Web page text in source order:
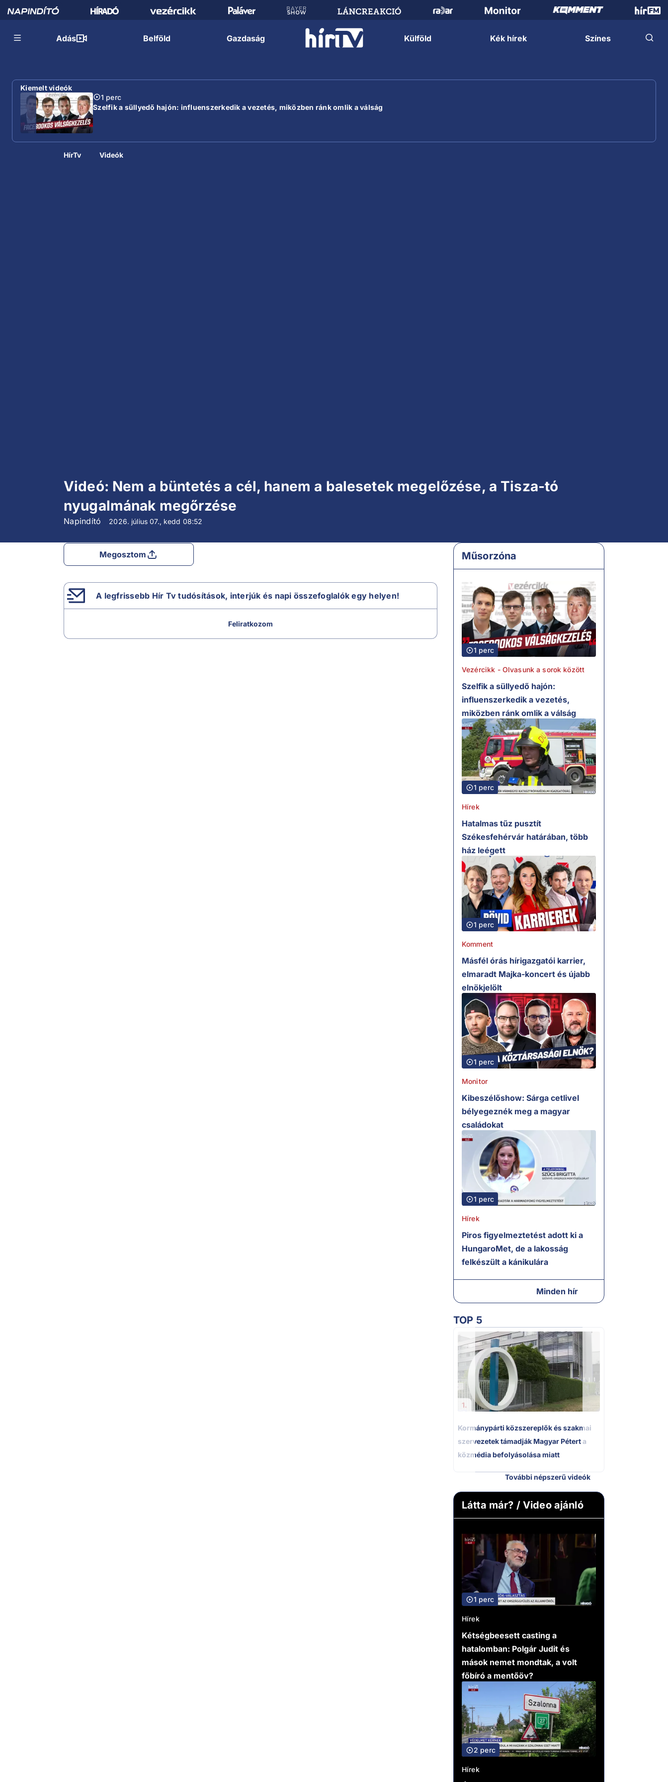
Adás Belföld Gazdaság Külföld Kék hírek Színes
Kiemelt videók
1 perc
Szelfik a süllyedő hajón: influenszerkedik a vezetés, miközben ránk omlik a válság
HírTv Videók
Videó: Nem a büntetés a cél, hanem a balesetek megelőzése, a Tisza-tó
nyugalmának megőrzése
Napindító 2026. július 07., kedd 08:52
Megosztom
A legfrissebb Hír Tv tudósítások, interjúk és napi összefoglalók egy helyen!
Feliratkozom
Műsorzóna
1 perc
Vezércikk - Olvasunk a sorok között
Szelfik a süllyedő hajón:
influenszerkedik a vezetés,
miközben ránk omlik a válság
1 perc
Hírek
Hatalmas tűz pusztít
Székesfehérvár határában, több
ház leégett
1 perc
Komment
Másfél órás hírigazgatói karrier,
elmaradt Majka-koncert és újabb
elnökjelölt
1 perc
Monitor
Kibeszélőshow: Sárga cetlivel
bélyegeznék meg a magyar
családokat
1 perc
Hírek
Piros figyelmeztetést adott ki a
HungaroMet, de a lakosság
felkészült a kánikulára
Minden hír
TOP 5
1.
Kormánypárti közszereplők és szakmai
szervezetek támadják Magyar Pétert a
közmédia befolyásolása miatt
További népszerű videók
Látta már? / Video ajánló
1 perc
Hírek
Kétségbeesett casting a
hatalomban: Polgár Judit és
mások nemet mondtak, a volt
főbíró a mentőöv?
2 perc
Hírek